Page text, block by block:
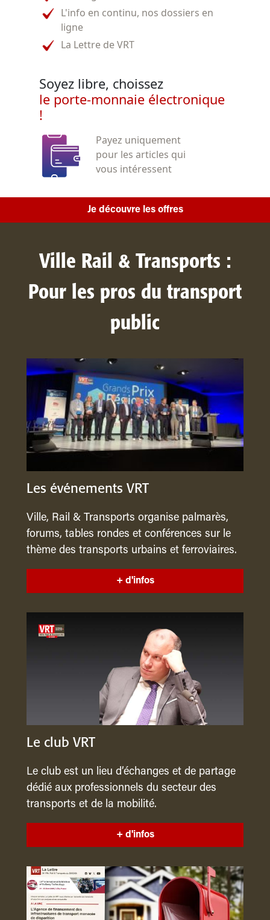
L'info en continu, nos dossiers en
ligne
La Lettre de VRT
Soyez libre, choissez
le porte-monnaie électronique
!
Payez uniquement
pour les articles qui
vous intéressent
Je découvre les offres
Ville Rail & Transports :
Pour les pros du transport
public
Les événements VRT
Ville, Rail & Transports organise palmarès,
forums, tables rondes et conférences sur le
thème des transports urbains et ferroviaires.
+ d'infos
Le club VRT
Le club est un lieu d’échanges et de partage
dédié aux professionnels du secteur des
transports et de la mobilité.
+ d'infos